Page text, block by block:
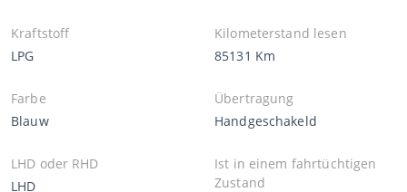
Kraftstoff
LPG
Kilometerstand lesen
85131 Km
Farbe
Blauw
Übertragung
Handgeschakeld
LHD oder RHD
LHD
Ist in einem fahrtüchtigen
Zustand